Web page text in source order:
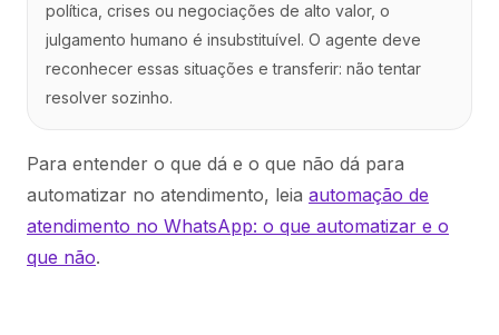
política, crises ou negociações de alto valor, o
julgamento humano é insubstituível. O agente deve
reconhecer essas situações e transferir: não tentar
resolver sozinho.
Para entender o que dá e o que não dá para
automatizar no atendimento, leia automação de
atendimento no WhatsApp: o que automatizar e o
que não.